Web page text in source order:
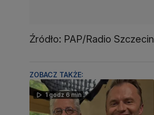
Źródło: PAP/Radio Szczecin
ZOBACZ TAKŻE:
1 godz 6 min